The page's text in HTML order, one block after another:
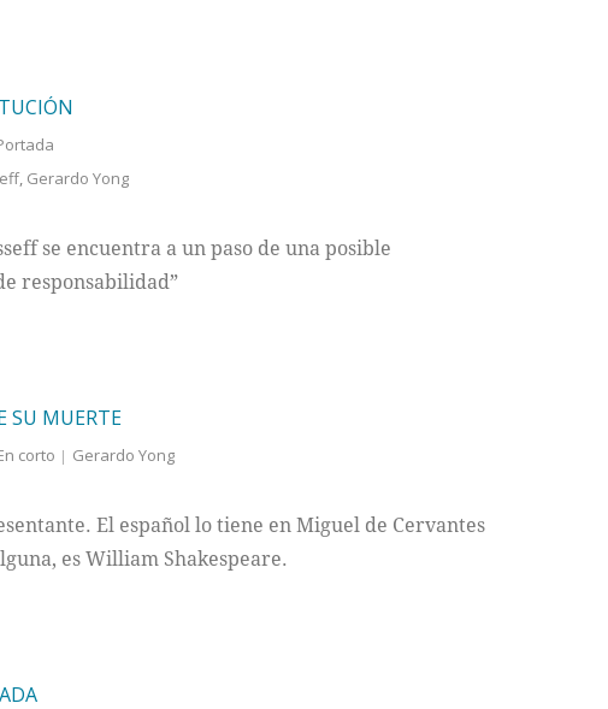
, Gerardo Yong
se encuentra a un paso de una posible
responsabilidad”
SU MUERTE
corto Gerardo Yong
El español lo tiene en Miguel de Cervantes
es William Shakespeare.